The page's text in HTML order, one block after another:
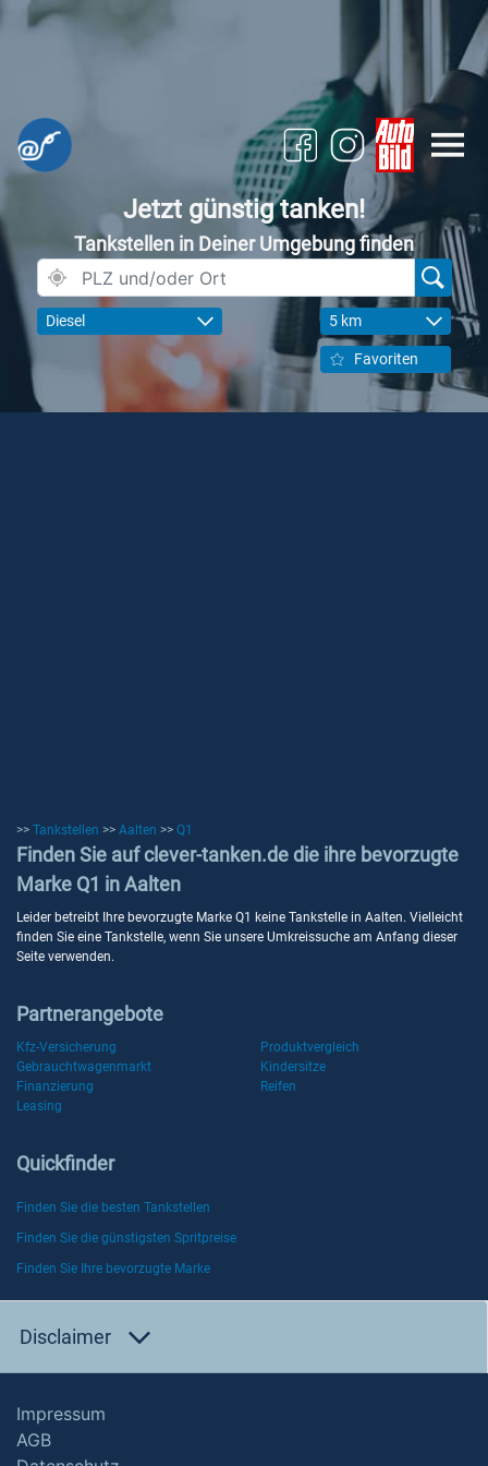
Jetzt günstig tanken!
Tankstellen in Deiner Umgebung finden
Diesel 5 km
Favoriten
>> Tankstellen >> Aalten >> Q1
Finden Sie auf clever-tanken.de die ihre bevorzugte
Marke Q1 in Aalten
Leider betreibt Ihre bevorzugte Marke Q1 keine Tankstelle in Aalten. Vielleicht
finden Sie eine Tankstelle, wenn Sie unsere Umkreissuche am Anfang dieser
Seite verwenden.
Partnerangebote
Kfz-Versicherung
Produktvergleich
Gebrauchtwagenmarkt
Kindersitze
Finanzierung
Reifen
Leasing
Quickfinder
Finden Sie die besten Tankstellen
Finden Sie die günstigsten Spritpreise
Finden Sie Ihre bevorzugte Marke
Disclaimer
Impressum
AGB